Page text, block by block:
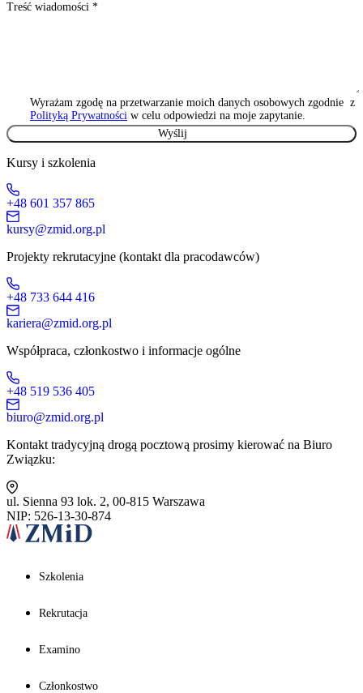
Treść wiadomości *
Wyrażam zgodę na przetwarzanie moich danych osobowych zgodnie z
Polityką Prywatności w celu odpowiedzi na moje zapytanie.
Kursy i szkolenia
+48 601 357 865
kursy@zmid.org.pl
Projekty rekrutacyjne (kontakt dla pracodawców)
+48 733 644 416
kariera@zmid.org.pl
Współpraca, członkostwo i informacje ogólne
+48 519 536 405
biuro@zmid.org.pl
Kontakt tradycyjną drogą pocztową prosimy kierować na Biuro
Związku:
ul. Sienna 93 lok. 2, 00-815 Warszawa
NIP: 526-13-30-874
Szkolenia
Rekrutacja
Examino
Członkostwo